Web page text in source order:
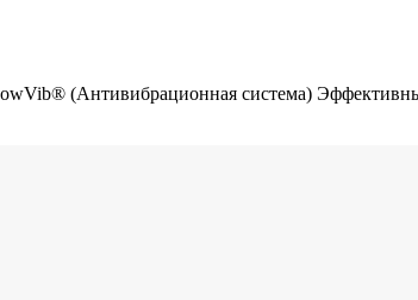
(Антивибрационная система)